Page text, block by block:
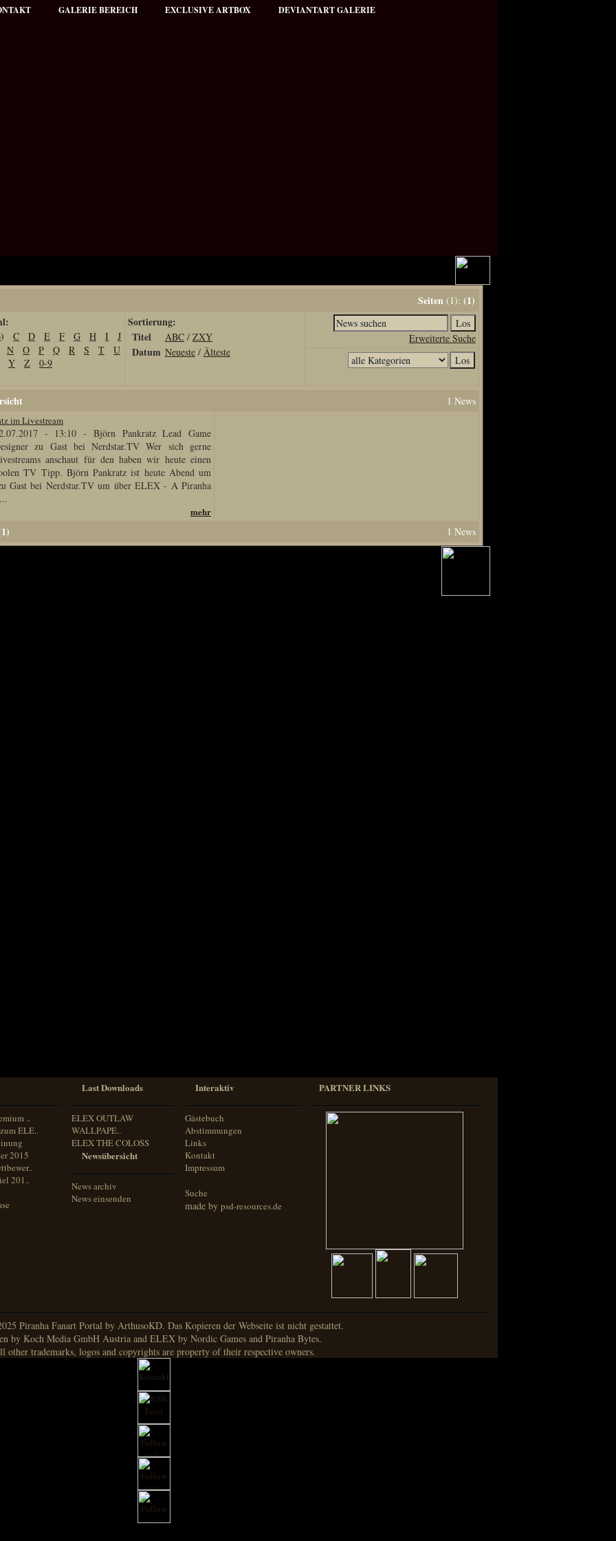
GALERIE BEREICH EXCLUSIVE ARTBOX DEVIANTART GALERIE
Seiten (1): (1)
) C D E F G H I
J
N O P Q R S T
U
Y Z 0-9
Sortierung:
Titel
ABC / ZXY
Datum Neueste / Älteste
Erweiterte Suche
1 News
im Livestream
- 13:10 - Björn Pankratz Lead Game
zu Gast bei Nerdstar.TV Wer sich gerne
anschaut für den haben wir heute einen
TV Tipp. Björn Pankratz ist heute Abend um
Gast bei Nerdstar.TV um über ELEX - A Piranha
mehr
1 News
..
ELE..
2015
201..
Last Downloads
ELEX OUTLAW
WALLPAPE..
ELEX THE COLOSS
Newsübersicht
News archiv
News einsenden
Interaktiv
Gästebuch
Abstimmungen
Links
Kontakt
Impressum
Suche
made by psd-resources.de
PARTNER LINKS
Piranha Fanart Portal by ArthusoKD. Das Kopieren der Webseite ist nicht gestattet.
by Koch Media GmbH Austria and ELEX by Nordic Games and Piranha Bytes.
other trademarks, logos and copyrights are property of their respective owners.